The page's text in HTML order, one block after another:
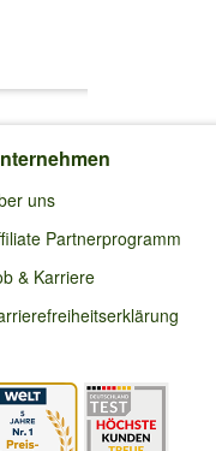
uns
Partnerprogramm
& Karriere